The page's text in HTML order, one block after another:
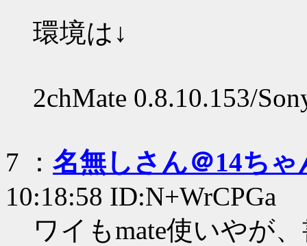
環境は↓
2chMate 0.8.10.153/
7 ： 名無しさん＠14ちゃ
10:18:58 ID:N+WrCPGa
ワイもmate使いやが